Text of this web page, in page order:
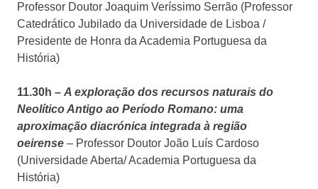
Professor Doutor Joaquim Veríssimo Serrão (Professor
Catedrático Jubilado da Universidade de Lisboa /
Presidente de Honra da Academia Portuguesa da
História)
11.30h – A exploração dos recursos naturais do
Neolítico Antigo ao Período Romano: uma
aproximação diacrónica integrada à região
oeirense – Professor Doutor João Luís Cardoso
(Universidade Aberta/ Academia Portuguesa da
História)